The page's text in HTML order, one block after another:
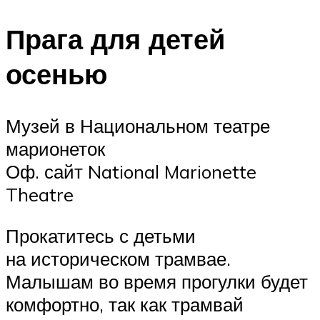
Прага для детей
осенью
Музей в Национальном театре
марионеток
Оф. сайт National Marionette
Theatre
Прокатитесь с детьми
на историческом трамвае.
Малышам во время прогулки будет
комфортно, так как трамвай